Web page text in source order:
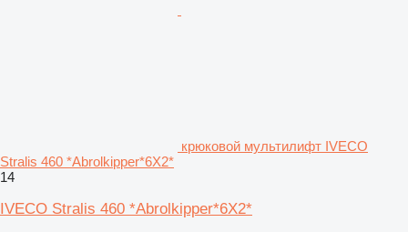
крюковой мультилифт IVECO
Stralis 460 *Abrolkipper*6X2*
14
IVECO Stralis 460 *Abrolkipper*6X2*